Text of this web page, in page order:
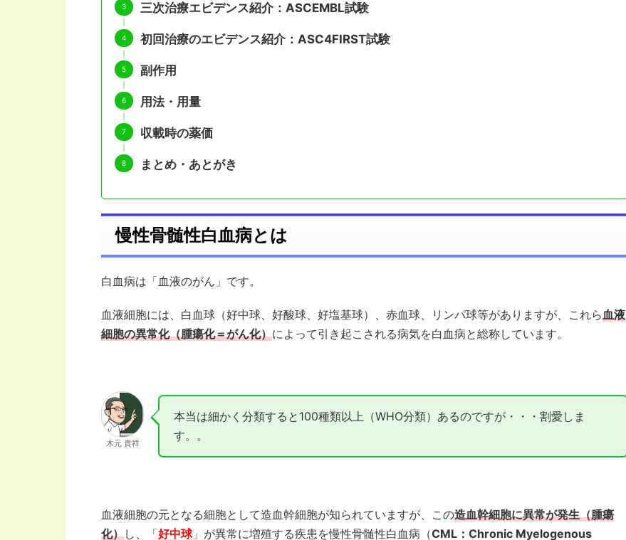
三次治療エビデンス紹介：ASCEMBL試験
初回治療のエビデンス紹介：ASC4FIRST試験
副作用
用法・用量
収載時の薬価
まとめ・あとがき
慢性骨髄性白血病とは
白血病は「血液のがん」です。
血液細胞には、白血球（好中球、好酸球、好塩基球）、赤血球、リンパ球等がありますが、これら血液
細胞の異常化（腫瘍化＝がん化）によって引き起こされる病気を白血病と総称しています。
木元 貴祥
本当は細かく分類すると100種類以上（WHO分類）あるのですが・・・割愛しま
す。。
血液細胞の元となる細胞として造血幹細胞が知られていますが、この造血幹細胞に異常が発生（腫瘍
化）し、「好中球」が異常に増殖する疾患を慢性骨髄性白血病（CML：Chronic Myelogenous